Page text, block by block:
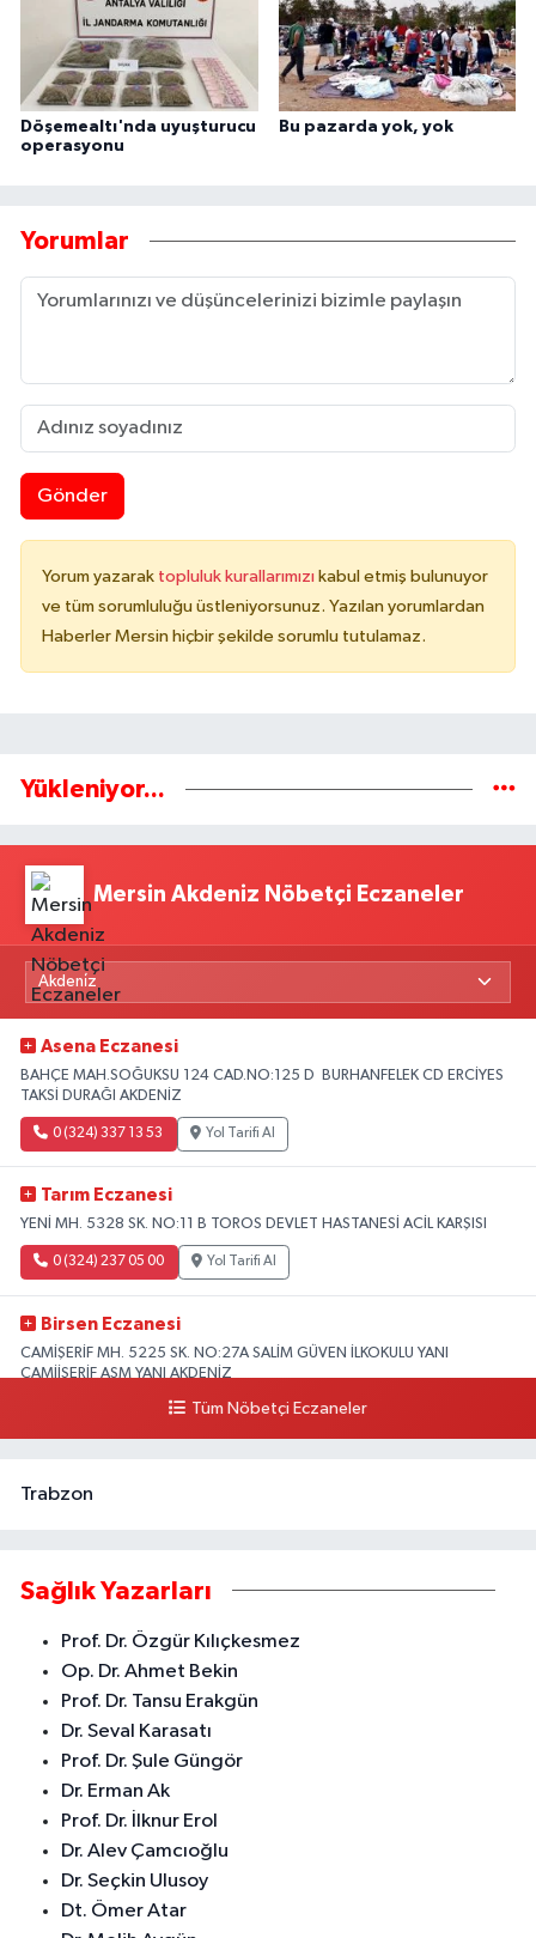
Döşemealtı'nda uyuşturucu
operasyonu
Bu pazarda yok, yok
Yorumlar
Gönder
Yorum yazarak topluluk kurallarımızı kabul etmiş bulunuyor
ve tüm sorumluluğu üstleniyorsunuz. Yazılan yorumlardan
Haberler Mersin hiçbir şekilde sorumlu tutulamaz.
Yükleniyor...
Mersin Akdeniz Nöbetçi Eczaneler
Asena Eczanesi
BAHÇE MAH.SOĞUKSU 124 CAD.NO:125 D BURHANFELEK CD ERCİYES
TAKSİ DURAĞI AKDENİZ
0 (324) 337 13 53 Yol Tarifi Al
Tarım Eczanesi
YENİ MH. 5328 SK. NO:11 B TOROS DEVLET HASTANESİ ACİL KARŞISI
0 (324) 237 05 00 Yol Tarifi Al
Birsen Eczanesi
CAMİŞERİF MH. 5225 SK. NO:27A SALİM GÜVEN İLKOKULU YANI
CAMİİŞERİF ASM YANI AKDENİZ
Yol Tarifi Al
Tüm Nöbetçi Eczaneler
Trabzon
Sağlık Yazarları
Prof. Dr. Özgür Kılıçkesmez
Op. Dr. Ahmet Bekin
Prof. Dr. Tansu Erakgün
Dr. Seval Karasatı
Prof. Dr. Şule Güngör
Dr. Erman Ak
Prof. Dr. İlknur Erol
Dr. Alev Çamcıoğlu
Dr. Seçkin Ulusoy
Dt. Ömer Atar